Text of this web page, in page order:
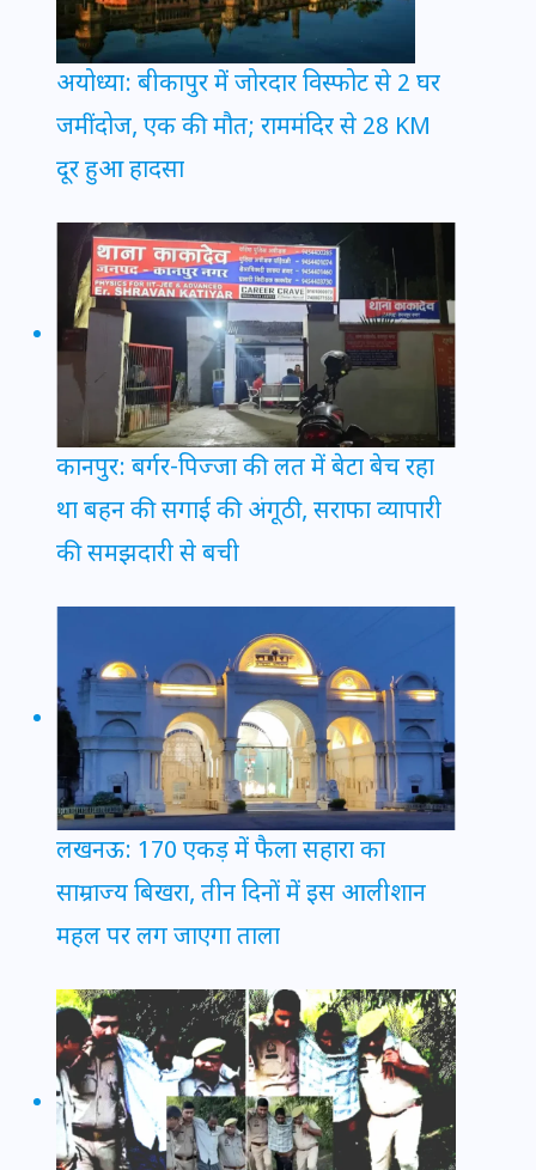
अयोध्या: बीकापुर में जोरदार विस्फोट से 2 घर
जमींदोज, एक की मौत; राममंदिर से 28 KM
दूर हुआ हादसा
कानपुर: बर्गर-पिज्जा की लत में बेटा बेच रहा
था बहन की सगाई की अंगूठी, सराफा व्यापारी
की समझदारी से बची
लखनऊ: 170 एकड़ में फैला सहारा का
साम्राज्य बिखरा, तीन दिनों में इस आलीशान
महल पर लग जाएगा ताला